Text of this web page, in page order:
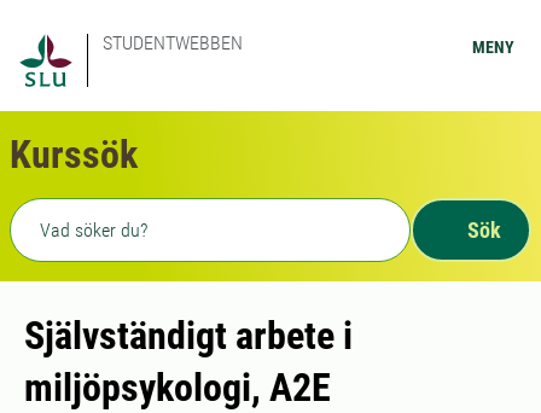
STUDENTWEBBEN MENY
Kurssök
Fritext sökning
Sök
Självständigt arbete i
miljöpsykologi, A2E